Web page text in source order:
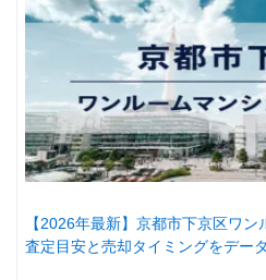
【2026年最新】京都市下京区ワン
査定目安と売却タイミングをデー